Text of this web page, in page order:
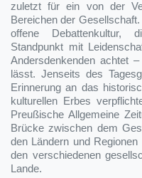
zuletzt für ein von der
Bereichen der
offene Debattenkultur,
Standpunkt mit
Andersdenkenden achtet
lässt. Jenseits des
Erinnerung an das
kulturellen Erbes
Preußische Allgemeine
Brücke zwischen dem
den Ländern und
den verschiedenen
Lande.